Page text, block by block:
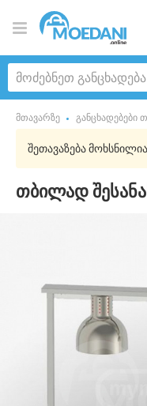
მთავარზე განცხადებები
შეთავაზება
თბილად